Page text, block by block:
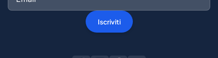
Iscriviti